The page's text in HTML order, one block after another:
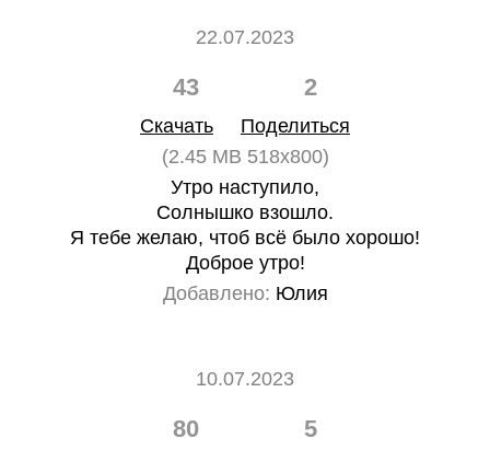
22.07.2023
43 2
Скачать
Поделиться
(2.45 MB 518x800)
Утро наступило,
Солнышко взошло.
Я тебе желаю, чтоб всё было хорошо!
Доброе утро!
Добавлено: Юлия
10.07.2023
80 5